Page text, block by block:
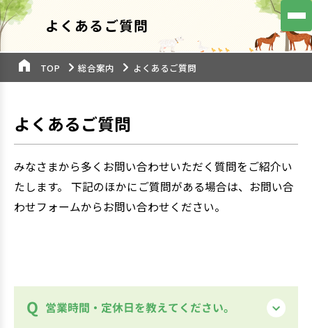
よくあるご質問
TOP 総合案内 よくあるご質問
よくあるご質問
みなさまから多くお問い合わせいただく質問をご紹介い
たします。 下記のほかにご質問がある場合は、お問い合
わせフォームからお問い合わせください。
営業時間・定休日を教えてください。